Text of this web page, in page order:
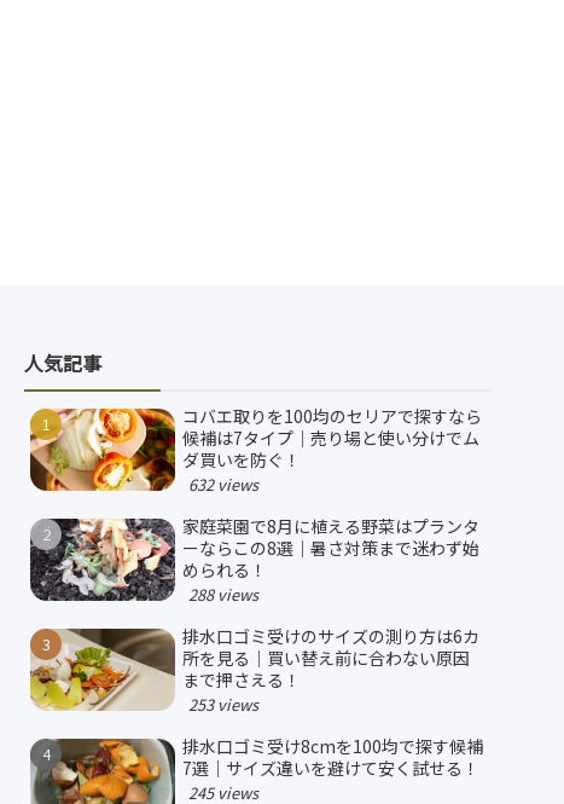
人気記事
コバエ取りを100均のセリアで探すなら
候補は7タイプ｜売り場と使い分けでム
ダ買いを防ぐ！
632 views
家庭菜園で8月に植える野菜はプランタ
ーならこの8選｜暑さ対策まで迷わず始
められる！
288 views
排水口ゴミ受けのサイズの測り方は6カ
所を見る｜買い替え前に合わない原因
まで押さえる！
253 views
排水口ゴミ受け8cmを100均で探す候補
7選｜サイズ違いを避けて安く試せる！
245 views